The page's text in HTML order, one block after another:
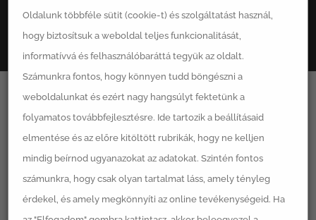
Oldalunk többféle sütit (cookie-t) és szolgáltatást használ,
hogy biztosítsuk a weboldal teljes funkcionalitását,
informatívvá és felhasználóbaráttá tegyük az oldalt.
Számunkra fontos, hogy könnyen tudd böngészni a
weboldalunkat és ezért nagy hangsúlyt fektetünk a
folyamatos továbbfejlesztésre. Ide tartozik a beállításaid
elmentése és az előre kitöltött rubrikák, hogy ne kelljen
mindig beírnod ugyanazokat az adatokat. Szintén fontos
számunkra, hogy csak olyan tartalmat láss, amely tényleg
érdekel, és amely megkönnyíti az online tevékenységeid. Ha
Főoldal
Ingatlanséták
Manty: Praktikus elrendezésű otthon, kényelmes élettér 4-
6 fő számára
A nappali a ház központi részén található, a konyha és
étkező közelében és közvetlen kijárattal vezet a